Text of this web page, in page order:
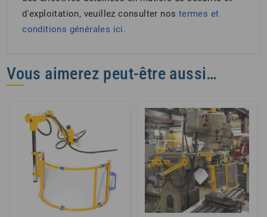
d'exploitation, veuillez consulter nos termes et
conditions générales ici.
Vous aimerez peut-être aussi…